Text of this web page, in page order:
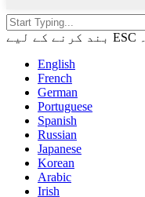
English
French
German
Portuguese
Spanish
Russian
Japanese
Korean
Arabic
Irish